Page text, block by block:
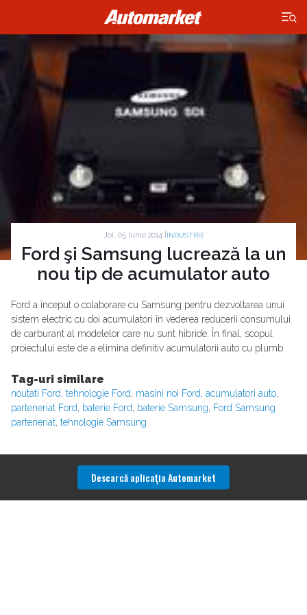
×
Joi, 05 Iunie 2014 | INDUSTRIE
Ford şi Samsung lucrează la un
nou tip de acumulator auto
Ford a început o colaborare cu Samsung pentru dezvoltarea unui
sistem electric cu doi acumulatori în vederea reducerii consumului
de carburant al modelelor care nu sunt hibride. În final, scopul
proiectului este de a elimina definitiv acumulatorii auto cu plumb.
Tag-uri similare
noutati Ford, tehnologie Ford, masini noi Ford, acumulatori auto,
parteneriat Ford, baterie Ford, baterie Samsung, Ford Samsung
parteneriat, tehnologie Samsung
Descarcă aplicaţia Automarket